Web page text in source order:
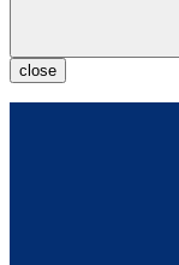
close